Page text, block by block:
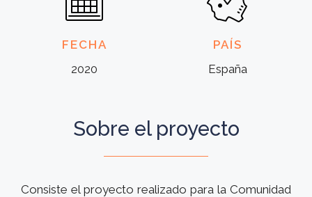
FECHA
2020
PAÍS
España
Sobre el proyecto
Consiste el proyecto realizado para la Comunidad